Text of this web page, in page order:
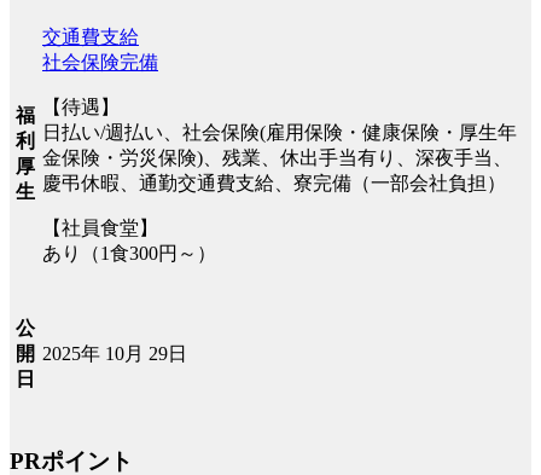
福
利
厚
生
交通費支給
社会保険完備
【待遇】
日払い/週払い、社会保険(雇用保険・健康保険・厚生年
金保険・労災保険)、残業、休出手当有り、深夜手当、
慶弔休暇、通勤交通費支給、寮完備（一部会社負担）
【社員食堂】
あり（1食300円～）
公
開
日
2025年 10月 29日
PRポイント